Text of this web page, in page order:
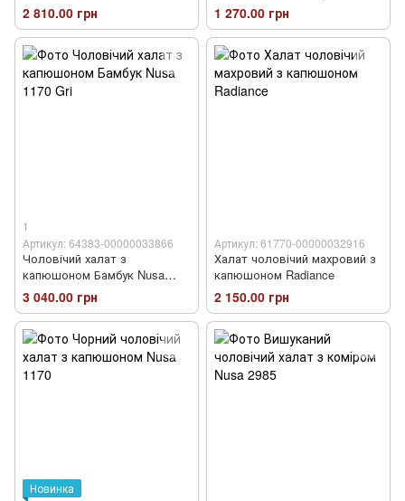
2 810.00 грн 1 270.00 грн
1
Артикул: 64383-00000033866
Чоловічий халат з
капюшоном Бамбук Nusa
1170 Gri
3 040.00 грн
Артикул: 61770-00000032916
Халат чоловічий махровий з
капюшоном Radiance
2 150.00 грн
Новинка